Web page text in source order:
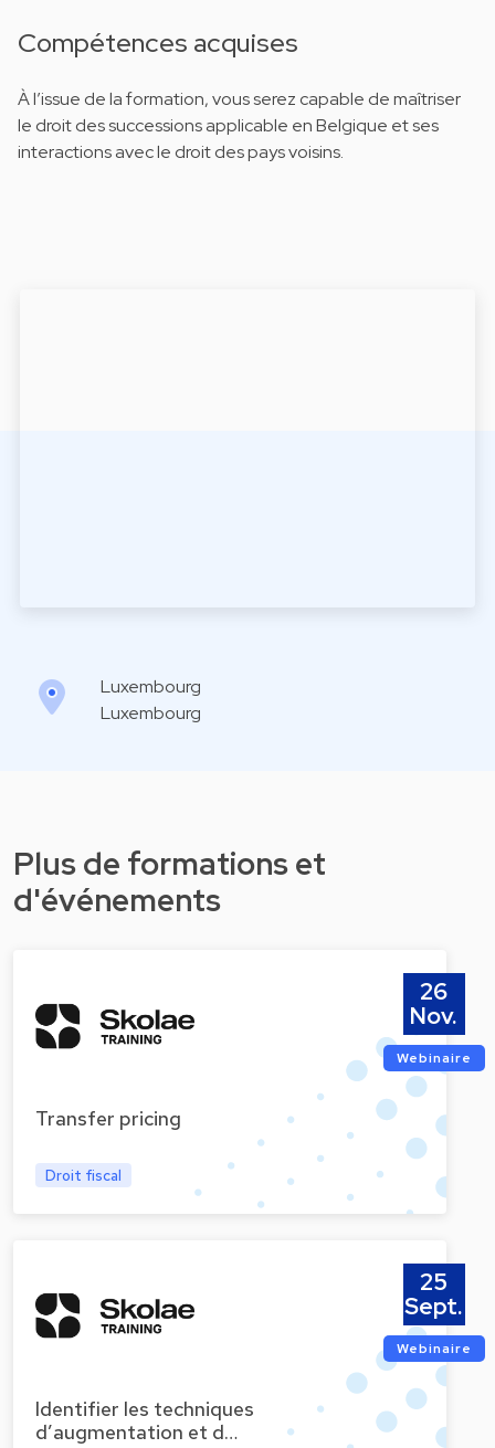
Compétences acquises
À l’issue de la formation, vous serez capable de maîtriser
le droit des successions applicable en Belgique et ses
interactions avec le droit des pays voisins.
Luxembourg
Luxembourg
Plus de formations et
d'événements
Transfer pricing
Droit fiscal
26
Nov.
Webinaire
Identifier les techniques
d’augmentation et d…
25
Sept.
Webinaire